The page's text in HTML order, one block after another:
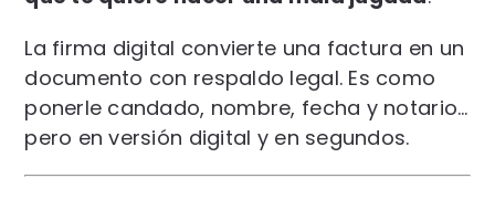
La firma digital convierte una factura en un
documento con respaldo legal. Es como
ponerle candado, nombre, fecha y notario…
pero en versión digital y en segundos.